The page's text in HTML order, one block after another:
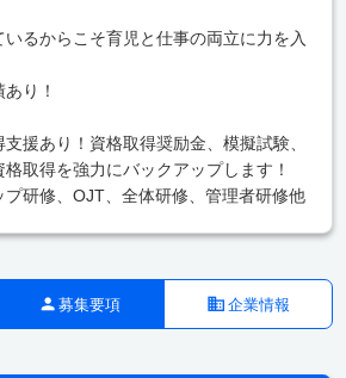
いるからこそ育児と仕事の両立に力を入
り！
支援あり！資格取得奨励金、模擬試験、
取得を強力にバックアップします！
プ研修、OJT、全体研修、管理者研修他
募集要項 企業情報